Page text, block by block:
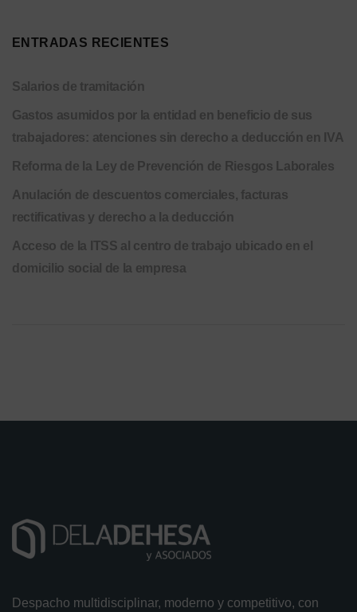
ENTRADAS RECIENTES
Salarios de tramitación
Gastos asumidos por la entidad en beneficio de sus
trabajadores: atenciones sin derecho a deducción en IVA
Reforma de la Ley de Prevención de Riesgos Laborales
Anulación de descuentos comerciales, facturas
rectificativas y derecho a la deducción
Acceso de la ITSS al centro de trabajo ubicado en el
domicilio social de la empresa
Despacho multidisciplinar, moderno y competitivo, con